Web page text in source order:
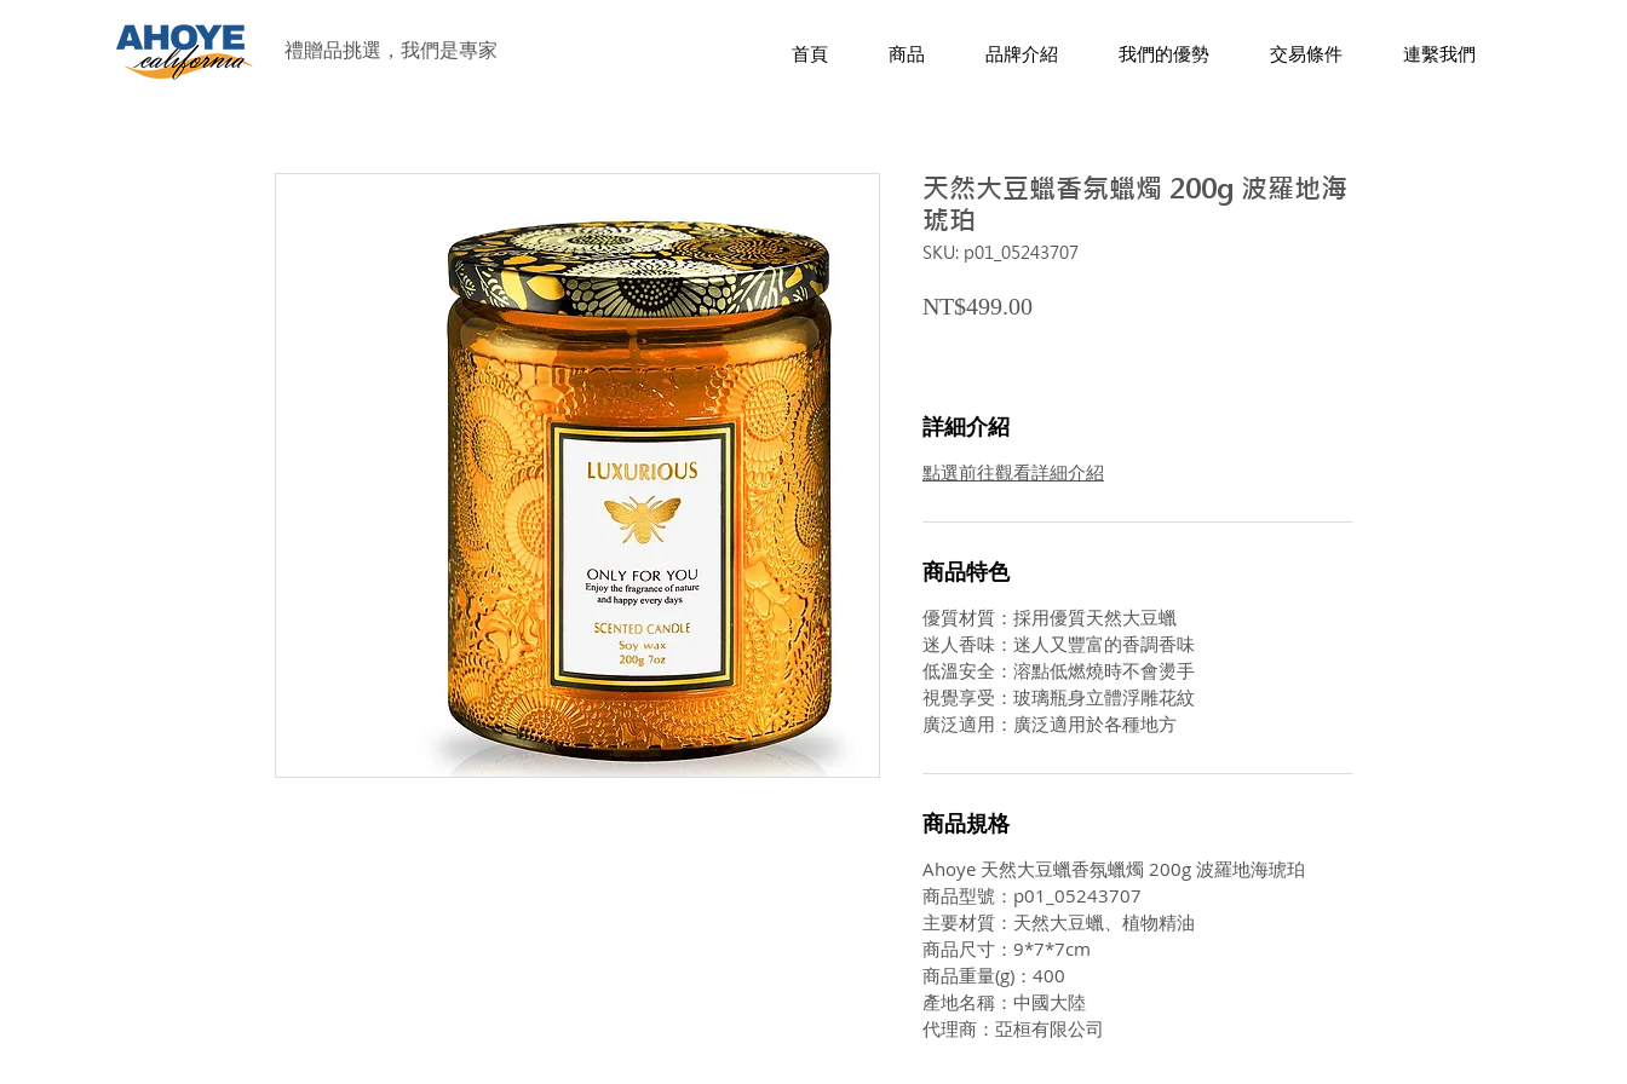
禮贈品挑選，我們是專家 首頁 商品 品牌介紹 我們的優勢 交易條件 連繫我們
天然大豆蠟香氛蠟燭 200g 波羅地海
琥珀
SKU: p01_05243707
NT$499.00Price
詳細介紹
點選前往觀看詳細介紹
商品特色
優質材質：採用優質天然大豆蠟
迷人香味：迷人又豐富的香調香味
低溫安全：溶點低燃燒時不會燙手
視覺享受：玻璃瓶身立體浮雕花紋
廣泛適用：廣泛適用於各種地方
商品規格
Ahoye 天然大豆蠟香氛蠟燭 200g 波羅地海琥珀
商品型號：p01_05243707
主要材質：天然大豆蠟、植物精油
商品尺寸：9*7*7cm
商品重量(g)：400
產地名稱：中國大陸
代理商：亞桓有限公司